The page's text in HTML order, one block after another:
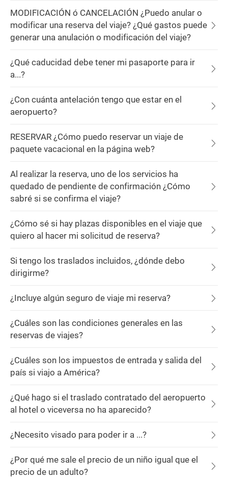
MODIFICACIÓN ó CANCELACIÓN ¿Puedo anular o
modificar una reserva del viaje? ¿Qué gastos puede
generar una anulación o modificación del viaje?
¿Qué caducidad debe tener mi pasaporte para ir
a...?
¿Con cuánta antelación tengo que estar en el
aeropuerto?
RESERVAR ¿Cómo puedo reservar un viaje de
paquete vacacional en la página web?
Al realizar la reserva, uno de los servicios ha
quedado de pendiente de confirmación ¿Cómo
sabré si se confirma el viaje?
¿Cómo sé si hay plazas disponibles en el viaje que
quiero al hacer mi solicitud de reserva?
Si tengo los traslados incluidos, ¿dónde debo
dirigirme?
¿Incluye algún seguro de viaje mi reserva?
¿Cuáles son las condiciones generales en las
reservas de viajes?
¿Cuáles son los impuestos de entrada y salida del
país si viajo a América?
¿Qué hago si el traslado contratado del aeropuerto
al hotel o viceversa no ha aparecido?
¿Necesito visado para poder ir a ...?
¿Por qué me sale el precio de un niño igual que el
precio de un adulto?